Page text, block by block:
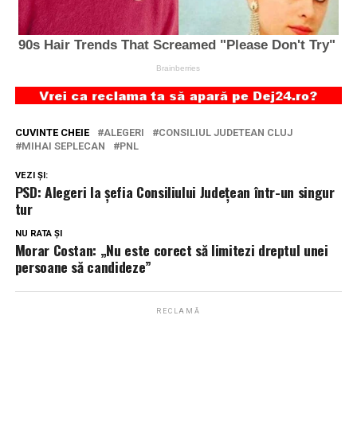
CUVINTE CHEIE ALEGERI
CONSILIUL JUDETEAN CLUJ
MIHAI SEPLECAN
PNL
VEZI ȘI:
PSD: Alegeri la șefia Consiliului Județean într-un singur
tur
NU RATA ȘI
Morar Costan: „Nu este corect să limitezi dreptul unei
persoane să candideze”
RECLAMĂ